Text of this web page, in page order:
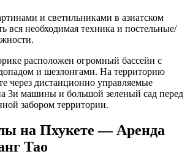
и светильниками в азиатском
вся необходимая техника и постельные/
расположен огромный бассейн с
и шезлонгами. На территорию
через дистанционно управляемые
3и машины и большой зеленый сад перед
забором территории.
на Пхукете — Аренда
Тао